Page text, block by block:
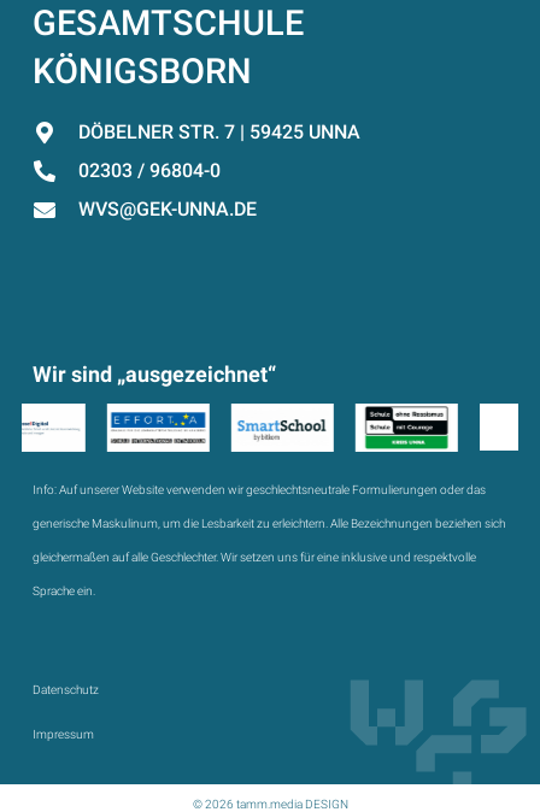
GESAMTSCHULE
KÖNIGSBORN
DÖBELNER STR. 7 | 59425 UNNA
02303 / 96804-0
WVS@GEK-UNNA.DE
Wir sind „ausgezeichnet“
Info:Auf unserer Website verwenden wir geschlechtsneutrale Formulierungen oder das
generische Maskulinum, um die Lesbarkeit zu erleichtern. Alle Bezeichnungen beziehen sich
gleichermaßen auf alle Geschlechter. Wir setzen uns für eine inklusive und respektvolle
Sprache ein.
Datenschutz
Impressum
© 2026 tamm.media DESIGN